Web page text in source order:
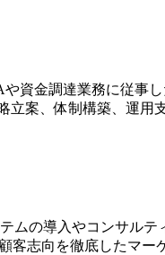
金調達業務に従事
案、体制構築、運
の導入やコンサル
志向を徹底したマ